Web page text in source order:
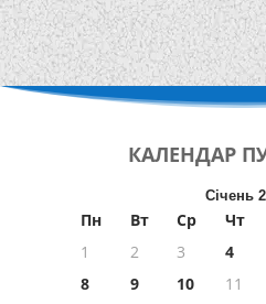
КАЛЕНДАР
Січень
Пн Вт Ср Чт
1
2 3 4
8
9 10 11